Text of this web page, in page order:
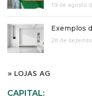
19 de agosto
Exemplos
28 de
» LOJAS AG
CAPITAL: